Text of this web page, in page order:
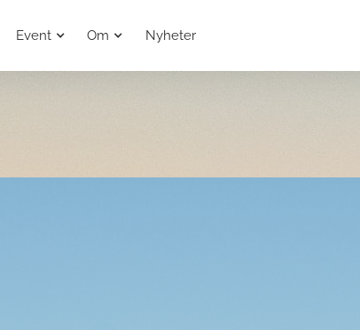
Event Om Nyheter